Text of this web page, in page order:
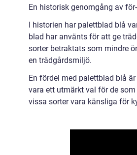
En historisk genomgång av
I historien har palettblad blå
blad har använts för att ge
sorter betraktats som mindre
en trädgårdsmiljö.
En fördel med palettblad blå
vara ett utmärkt val för de
vissa sorter vara känsliga för